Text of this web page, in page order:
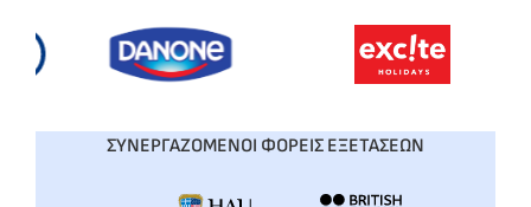
ΣΥΝΕΡΓΑΖΟΜΕΝΟΙ ΦΟΡΕΙΣ ΕΞΕΤΑΣΕΩΝ